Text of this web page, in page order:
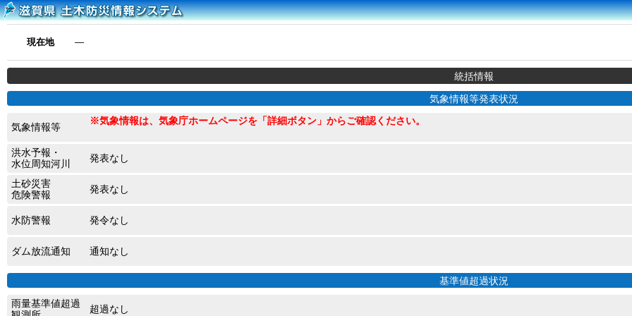
現在地 ―
統括情報
気象情報等発表状況
気象情報等
※気象情報は、気象庁ホームページを「詳細ボタン」からご確認ください。
洪水予報・
水位周知河川
発表なし
土砂災害
危険警報
発表なし
水防警報 発令なし
ダム放流通知 通知なし
基準値超過状況
雨量基準値超過
超過なし